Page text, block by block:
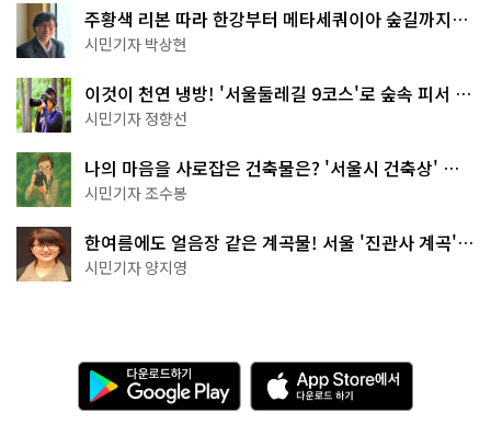
주황색 리본 따라 한강부터 메타세쿼이아 숲길까지…
서울둘레길 15코스
시민기자 박상현
이것이 천연 냉방! '서울둘레길 9코스'로 숲속 피서 떠
나볼까
시민기자 정향선
나의 마음을 사로잡은 건축물은? '서울시 건축상' 수
상작 공개!
시민기자 조수봉
한여름에도 얼음장 같은 계곡물! 서울 '진관사 계곡'이
천국이네~
시민기자 양지영
다
운
로
A
p
p